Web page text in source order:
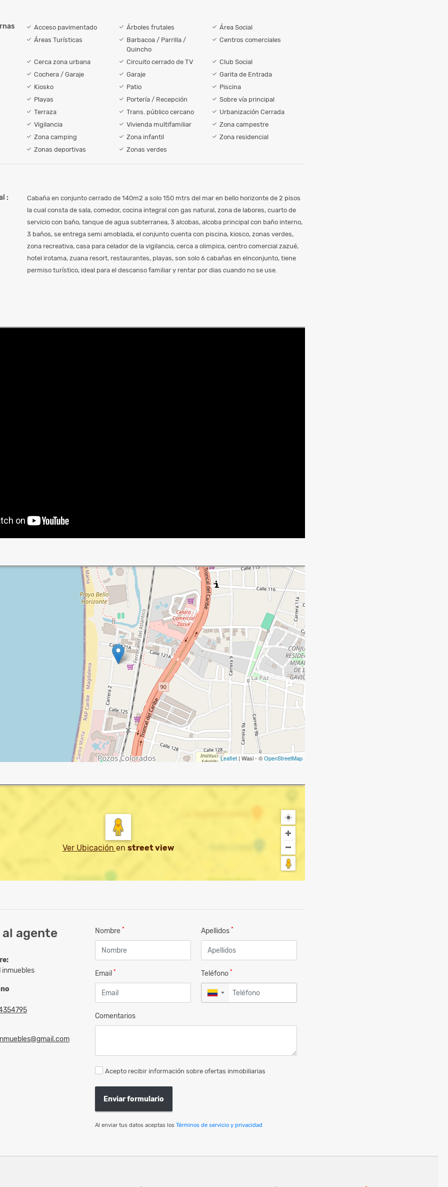
Acceso pavimentado Árboles frutales
Área Social
Áreas Turísticas
Barbacoa / Parrilla /
Quincho
Centros comerciales
Cerca zona urbana Circuito cerrado de TV
Club Social
Cochera / Garaje
Garaje
Garita de Entrada
Kiosko
Patio
Piscina
Playas
Portería / Recepción
Sobre vía principal
Terraza
Trans. público cercano
Urbanización Cerrada
Vigilancia
Vivienda multifamiliar
Zona campestre
Zona camping
Zona infantil
Zona residencial
Zonas deportivas
Zonas verdes
:
Cabaña en conjunto cerrado de 140m2 a solo 150 mtrs del mar en bello horizonte de 2 pisos
la cual consta de sala, comedor, cocina integral con gas natural, zona de labores, cuarto de
servicio con baño, tanque de agua subterranea, 3 alcobas, alcoba principal con baño interno,
3 baños, se entrega semi amoblada, el conjunto cuenta con piscina, kiosco, zonas verdes,
zona recreativa, casa para celador de la vigilancia, cerca a olimpica, centro comercial zazué,
hotel irotama, zuana resort, restaurantes, playas, son solo 6 cabañas en elnconjunto, tiene
permiso turístico, ideal para el descanso familiar y rentar por dias cuando no se use.
Leaflet | Wasi - ©OpenStreetMap
Ver Ubicación en street view
agente
inmuebles
Nombre * Apellidos *
Email * Teléfono *
▼
Comentarios
Acepto recibir información sobre ofertas inmobiliarias
Enviar formulario
Al enviar tus datos aceptas los Términos de servicio y privacidad